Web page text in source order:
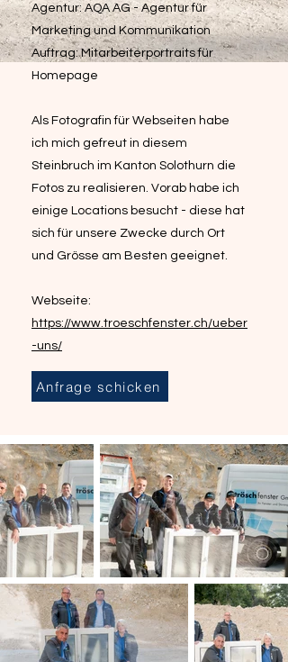
Agentur: AQA AG - Agentur für
Marketing und Kommunikation
Auftrag: Mitarbeiterportraits für
Homepage
Als Fotografin für Webseiten habe
ich mich gefreut in diesem
Steinbruch im Kanton Solothurn die
Fotos zu realisieren. Vorab habe ich
einige Locations besucht - diese hat
sich für unsere Zwecke durch Ort
und Grösse am Besten geeignet.
Webseite:
https://www.troeschfenster.ch/ueber
-uns/
Anfrage schicken